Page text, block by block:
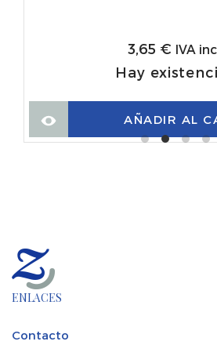
3,65 € IVA
Hay
AÑADIR AL
ENLACES
Contacto